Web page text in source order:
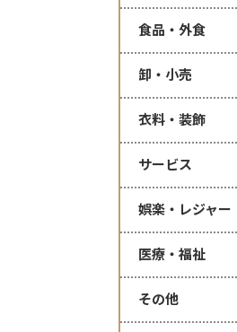
食品・外食
卸・小売
衣料・装飾
サービス
娯楽・レジャー
医療・福祉
その他